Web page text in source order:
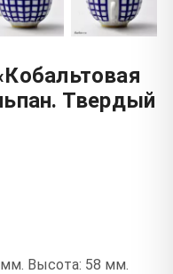
Твердый
Высота: 58 мм.